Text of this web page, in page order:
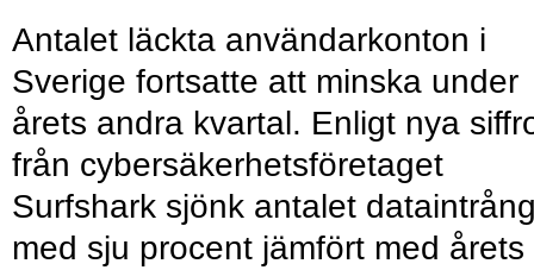
Antalet läckta användarkonton i
Sverige fortsatte att minska under
årets andra kvartal. Enligt nya
från cybersäkerhetsföretaget
Surfshark sjönk antalet
med sju procent jämfört med årets